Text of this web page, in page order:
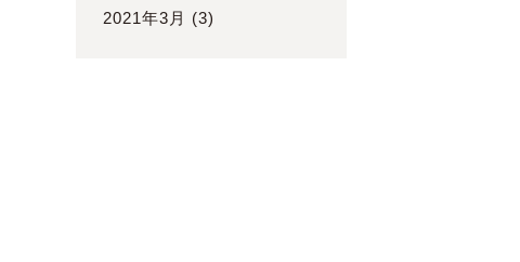
2021年3月 (3)